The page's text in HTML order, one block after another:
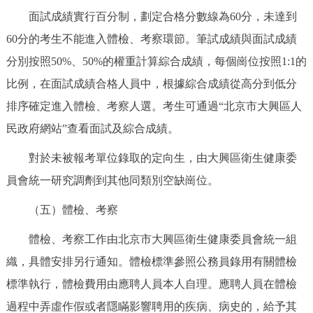
面試成績實行百分制，劃定合格分數線為60分，未達到
60分的考生不能進入體檢、考察環節。筆試成績與面試成績
分別按照50%、50%的權重計算綜合成績，每個崗位按照1:1的
比例，在面試成績合格人員中，根據綜合成績從高分到低分
排序確定進入體檢、考察人選。考生可通過“北京市大興區人
民政府網站”查看面試及綜合成績。
對於未被報考單位錄取的定向生，由大興區衛生健康委
員會統一研究調劑到其他同類別空缺崗位。
（五）體檢、考察
體檢、考察工作由北京市大興區衛生健康委員會統一組
織，具體安排另行通知。體檢標準參照公務員錄用有關體檢
標準執行，體檢費用由應聘人員本人自理。應聘人員在體檢
過程中弄虛作假或者隱瞞影響聘用的疾病、病史的，給予其